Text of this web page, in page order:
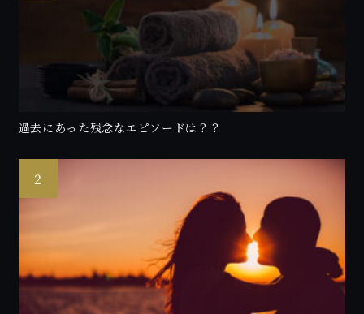
過去にあった残念なエピソードは？？